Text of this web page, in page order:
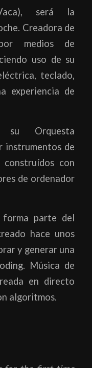
será la
Creadora de
medios de
uso de su
teclado,
experiencia de
Orquesta
instrumentos de
con
de ordenador
parte del
hace unos
y generar una
Música de
en directo
algoritmos.